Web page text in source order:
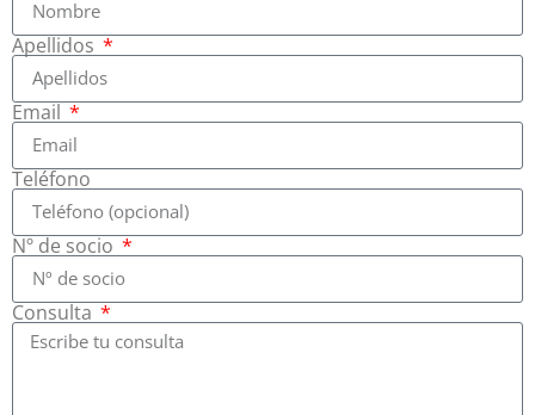
Apellidos
Email
Teléfono
Nº de socio
Consulta